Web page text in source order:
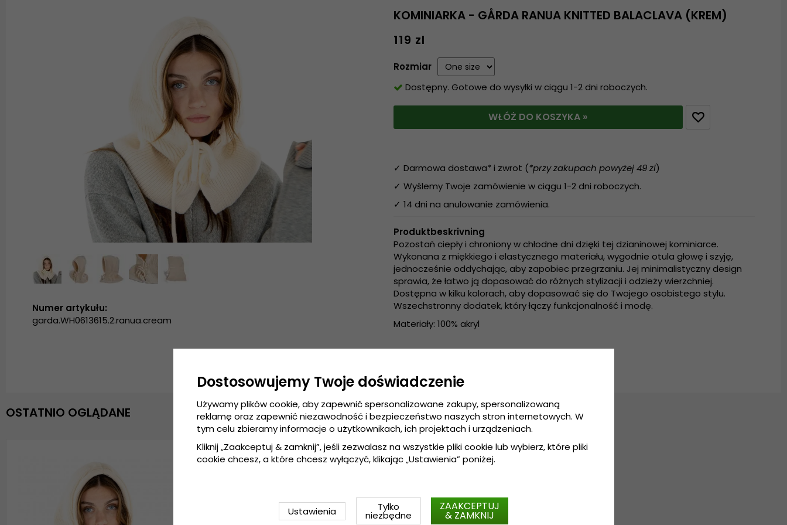
KOMINIARKA - GÅRDA RANUA KNITTED BALACLAVA (KREM)
119 zl
Rozmiar
Dostępny. Gotowe do wysyłki w ciągu 1-2 dni roboczych.
WŁÓŻ DO KOSZYKA »
✓ Darmowa dostawa* i zwrot (*przy zakupach powyżej 49 zl)
✓ Wyślemy Twoje zamówienie w ciągu 1-2 dni roboczych.
✓ 14 dni na anulowanie zamówienia.
Produktbeskrivning
Pozostań ciepły i chroniony w chłodne dni dzięki tej dzianinowej kominiarce.
Wykonana z miękkiego i elastycznego materiału, wygodnie otula głowę i szyję,
jednocześnie oddychając, aby zapobiec przegrzaniu. Jej minimalistyczny design
sprawia, że łatwo ją dopasować do różnych stylizacji i odzieży wierzchniej.
Dostępna w kilku kolorach, aby dopasować się do Twojego osobistego stylu.
Wszechstronny dodatek, który łączy funkcjonalność i modę.
Materiały: 100% akryl
Numer artykułu:
garda.WH0613615.2.ranua.cream
OSTATNIO OGLĄDANE
Dostosowujemy Twoje doświadczenie
Używamy plików cookie, aby zapewnić spersonalizowane zakupy, spersonalizowaną
reklamę oraz zapewnić niezawodność i bezpieczeństwo naszych stron internetowych. W
tym celu zbieramy informacje o użytkownikach, ich projektach i urządzeniach.
Kliknij „Zaakceptuj & zamknij”, jeśli zezwalasz na wszystkie pliki cookie lub wybierz, które pliki
cookie chcesz, a które chcesz wyłączyć, klikając „Ustawienia” poniżej.
Ustawienia Tylko
niezbędne
ZAAKCEPTUJ
& ZAMKNIJ